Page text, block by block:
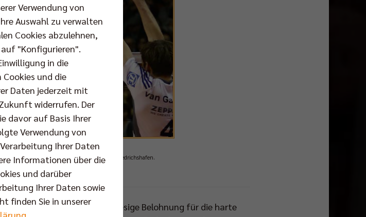
um Robert Kromm mit 2:1 gegen den VfB Friedrichshafen.
Eckhard Herfet
wäre natürlich eine riesige Belohnung für die harte
Verwendung von
Auswahl zu verwalten
Cookies abzulehnen,
"Konfigurieren".
in die
Cookies und die
Daten jederzeit mit
widerrufen. Der
davor auf Basis Ihrer
Verwendung von
Ihrer Daten
Informationen über die
und darüber
Ihrer Daten sowie
finden Sie in unserer